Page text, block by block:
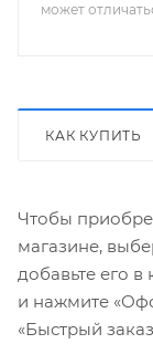
может
КАК КУПИТЬ
Чтобы
магазине,
добавьте его
и нажмите
«Быстрый